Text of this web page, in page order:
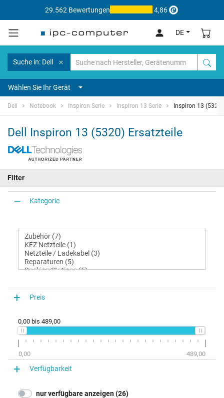
29.562 Bewertungen 4,86
DE
Suche in: Dell
Wählen Sie Ihr Gerät
Dell Notebook Inspiron Serie Inspiron 13 Serie Inspiron 13 (5320)
Dell Inspiron 13 (5320) Ersatzteile
Filter
Kategorie
Preis
0,00 bis 489,00
0,00 489,00
Verfügbarkeit
nur verfügbare anzeigen (26)